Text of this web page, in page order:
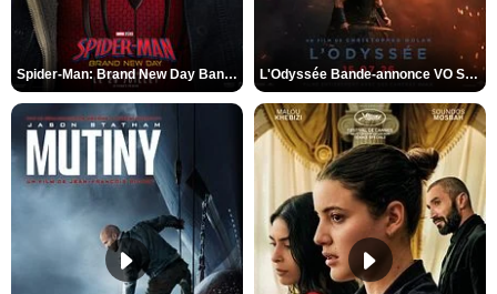
Spider-Man: Brand New Day Bande-annonce VO STFR L'Odyssée Bande-annonce VO STFR